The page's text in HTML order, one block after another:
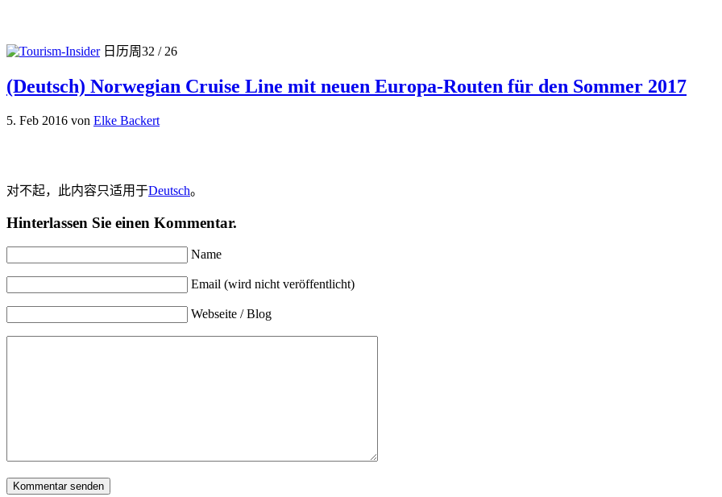
日历周32 / 26
(Deutsch) Norwegian Cruise Line mit neuen Europa-Routen für den Sommer 2017
5. Feb 2016 von Elke Backert
对不起，此内容只适用于Deutsch。
Hinterlassen Sie einen Kommentar.
Name
Email (wird nicht veröffentlicht)
Webseite / Blog